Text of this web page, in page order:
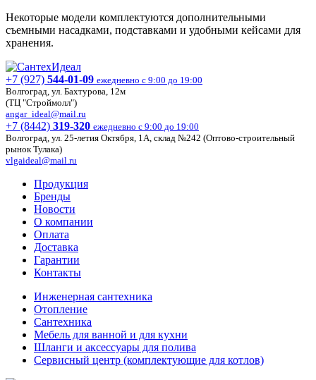
Некоторые модели комплектуются дополнительными
съемными насадками, подставками и удобными кейсами для
хранения.
+7 (927) 544-01-09 ежедневно с 9:00 до 19:00
Волгоград, ул. Бахтурова, 12м
(ТЦ "Строймолл")
angar_ideal@mail.ru
+7 (8442) 319-320 ежедневно с 9:00 до 19:00
Волгоград, ул. 25-летия Октября, 1А, склад №242 (Оптово-строительный
рынок Тулака)
vlgaideal@mail.ru
Продукция
Бренды
Новости
О компании
Оплата
Доставка
Гарантии
Контакты
Инженерная сантехника
Отопление
Сантехника
Мебель для ванной и для кухни
Шланги и аксессуары для полива
Сервисный центр (комплектующие для котлов)